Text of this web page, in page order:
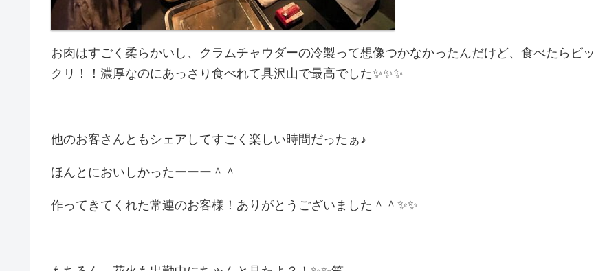
お肉はすごく柔らかいし、クラムチャウダーの冷製って想像つかなかったんだけど、食べたらビッ
クリ！！濃厚なのにあっさり食べれて具沢山で最高でした✨✨✨
他のお客さんともシェアしてすごく楽しい時間だったぁ♪
ほんとにおいしかったーーー＾＾
作ってきてくれた常連のお客様！ありがとうございました＾＾✨✨